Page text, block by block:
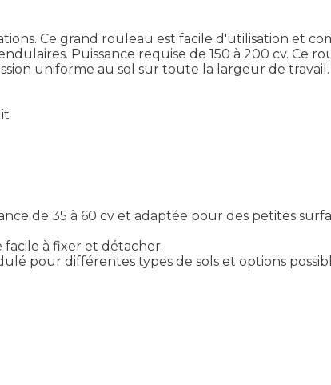
Ce grand rouleau est facile d'utilisation et
Puissance requise de 150 à 200 cv. Ce
uniforme au sol sur toute la largeur de
de 35 à 60 cv et adaptée pour des petites
facile à fixer et détacher.
pour différentes types de sols et options